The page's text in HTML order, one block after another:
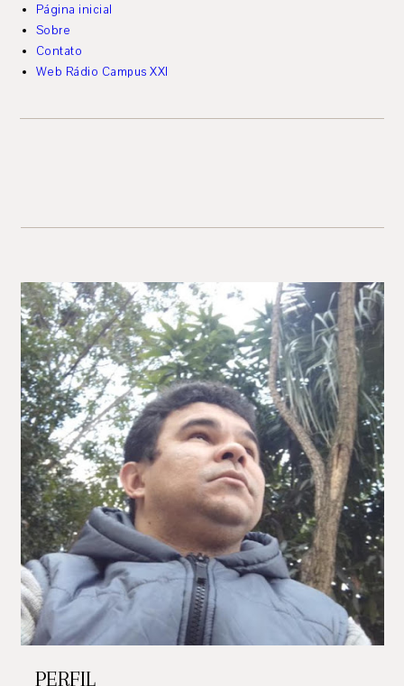
Página inicial
Sobre
Contato
Web Rádio Campus XXI
PERFIL